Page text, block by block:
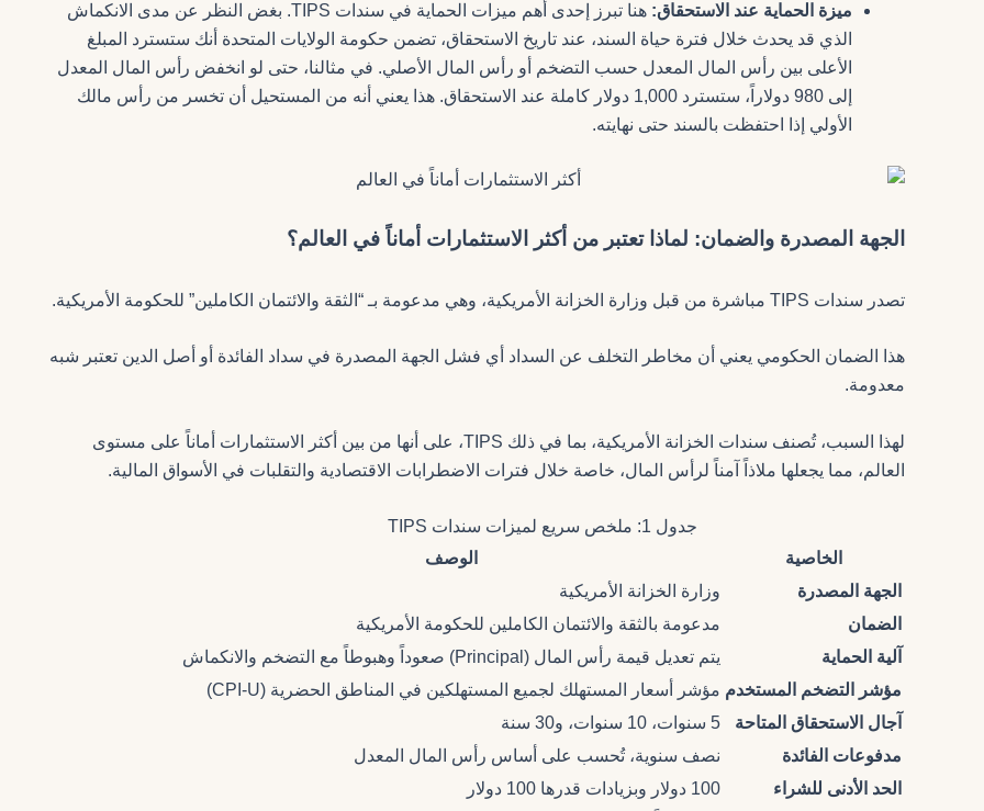
ميزة الحماية عند الاستحقاق:
هنا تبرز إحدى أهم ميزات الحماية في سندات TIPS. بغض النظر عن مدى الانكماش
الذي قد يحدث خلال فترة حياة السند، عند تاريخ الاستحقاق، تضمن حكومة الولايات المتحدة أنك ستسترد المبلغ
الأعلى بين رأس المال المعدل حسب التضخم أو رأس المال الأصلي. في مثالنا، حتى لو انخفض رأس المال المعدل
إلى 980 دولاراً، ستسترد 1,000 دولار كاملة عند الاستحقاق. هذا يعني أنه من المستحيل أن تخسر من رأس مالك
الأولي إذا احتفظت بالسند حتى نهايته.
الجهة المصدرة والضمان: لماذا تعتبر من أكثر الاستثمارات أماناً في العالم؟
تصدر سندات TIPS مباشرة من قبل وزارة الخزانة الأمريكية، وهي مدعومة بـ “الثقة والائتمان الكاملين” للحكومة الأمريكية.
هذا الضمان الحكومي يعني أن مخاطر التخلف عن السداد أي فشل الجهة المصدرة في سداد الفائدة أو أصل الدين تعتبر شبه
معدومة.
لهذا السبب، تُصنف سندات الخزانة الأمريكية، بما في ذلك TIPS، على أنها من بين أكثر الاستثمارات أماناً على مستوى
العالم، مما يجعلها ملاذاً آمناً لرأس المال، خاصة خلال فترات الاضطرابات الاقتصادية والتقلبات في الأسواق المالية.
جدول 1: ملخص سريع لميزات سندات TIPS
الخاصية
الوصف
الجهة المصدرة
وزارة الخزانة الأمريكية
الضمان
مدعومة بالثقة والائتمان الكاملين للحكومة الأمريكية
آلية الحماية
يتم تعديل قيمة رأس المال (Principal) صعوداً وهبوطاً مع التضخم والانكماش
مؤشر التضخم المستخدم مؤشر أسعار المستهلك لجميع المستهلكين في المناطق الحضرية (CPI-U)
آجال الاستحقاق المتاحة
5 سنوات، 10 سنوات، و30 سنة
مدفوعات الفائدة
نصف سنوية، تُحسب على أساس رأس المال المعدل
الحد الأدنى للشراء
100 دولار وبزيادات قدرها 100 دولار